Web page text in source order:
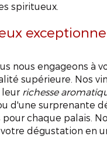
spiritueux.
nous engageons à
supérieure. Nos
leur richesse
d'une surprenante
chaque palais.
dégustation en